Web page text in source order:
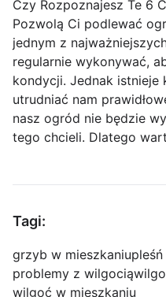
Czy Rozpoznajesz Te 6
Pozwolą Ci podlewać
jednym z
regularnie wykonywać,
kondycji. Jednak istnieje
utrudniać nam
nasz ogród nie będzie
tego chcieli. Dlatego
Tagi:
grzyb w mieszkaniu
problemy z wilgocią
wilgoć w mieszkaniu